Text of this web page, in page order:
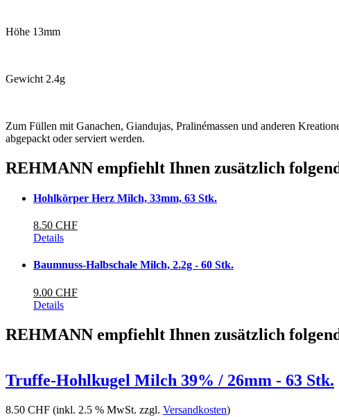
Höhe 13mm
Gewicht 2.4g
Zum Füllen mit Ganachen, Giandujas, Pralinémassen und anderen
abgepackt oder serviert werden.
REHMANN empfiehlt Ihnen zusätzlich
Hohlkörper Herz Milch, 33mm, 63 Stk.
8.50 CHF
Details
Baumnuss-Halbschale Milch, 2.2g - 60 Stk.
9.00 CHF
Details
REHMANN empfiehlt Ihnen zusätzlich
Truffe-Hohlkugel Milch 39% / 26mm - 63 Stk.
8.50 CHF (inkl. 2.5 % MwSt. zzgl. Versandkosten)